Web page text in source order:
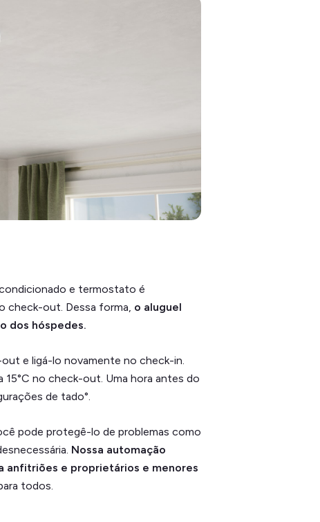
e termostato é
check-out. Dessa forma, o aluguel
dos hóspedes.
e ligá-lo novamente no check-in.
15°C no check-out. Uma hora antes do
de tado°.
pode protegê-lo de problemas como
Nossa automação
anfitriões e proprietários e menores
todos.